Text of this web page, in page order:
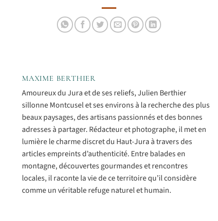
MAXIME BERTHIER
Amoureux du Jura et de ses reliefs, Julien Berthier
sillonne Montcusel et ses environs à la recherche des plus
beaux paysages, des artisans passionnés et des bonnes
adresses à partager. Rédacteur et photographe, il met en
lumière le charme discret du Haut-Jura à travers des
articles empreints d’authenticité. Entre balades en
montagne, découvertes gourmandes et rencontres
locales, il raconte la vie de ce territoire qu’il considère
comme un véritable refuge naturel et humain.